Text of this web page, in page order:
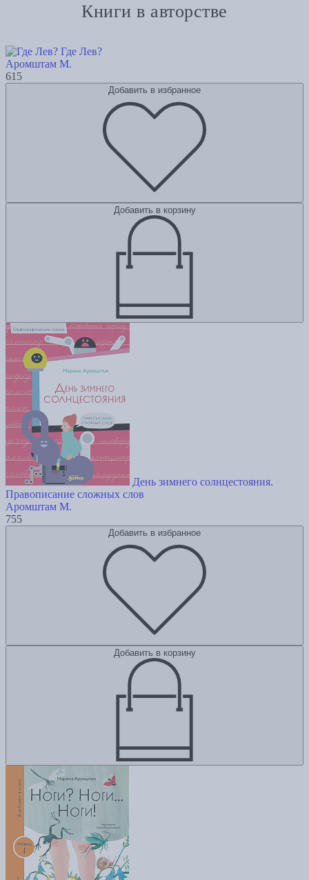
Книги в авторстве
Где Лев?
Аромштам М.
615
Добавить в избранное
Добавить в корзину
День зимнего солнцестояния.
Правописание сложных слов
Аромштам М.
755
Добавить в избранное
Добавить в корзину